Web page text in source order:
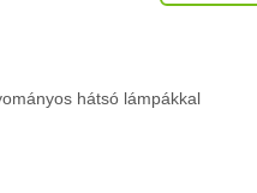
hátsó lámpákkal